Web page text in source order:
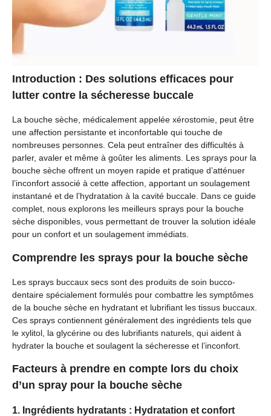
Introduction : Des solutions efficaces pour
lutter contre la sécheresse buccale
La bouche sèche, médicalement appelée xérostomie, peut être
une affection persistante et inconfortable qui touche de
nombreuses personnes. Cela peut entraîner des difficultés à
parler, avaler et même à goûter les aliments. Les sprays pour la
bouche sèche offrent un moyen rapide et pratique d’atténuer
l’inconfort associé à cette affection, apportant un soulagement
instantané et de l’hydratation à la cavité buccale. Dans ce guide
complet, nous explorons les meilleurs sprays pour la bouche
sèche disponibles, vous permettant de trouver la solution idéale
pour un confort et un soulagement immédiats.
Comprendre les sprays pour la bouche sèche
Les sprays buccaux secs sont des produits de soin bucco-
dentaire spécialement formulés pour combattre les symptômes
de la bouche sèche en hydratant et lubrifiant les tissus buccaux.
Ces sprays contiennent généralement des ingrédients tels que
le xylitol, la glycérine ou des lubrifiants naturels, qui aident à
hydrater la bouche et soulagent la sécheresse et l’inconfort.
Facteurs à prendre en compte lors du choix
d’un spray pour la bouche sèche
1. Ingrédients hydratants : Hydratation et confort